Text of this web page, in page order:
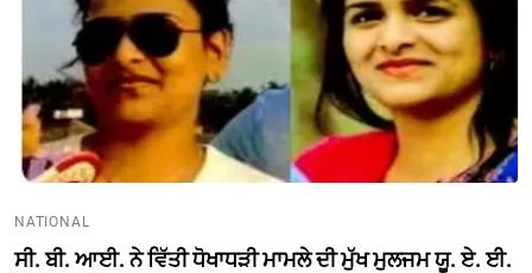
NATIONAL
ਸੀ. ਬੀ. ਆਈ. ਨੇ ਵਿੱਤੀ ਧੋਖਾਧੜੀ ਮਾਮਲੇ ਦੀ ਮੁੱਖ ਮੁਲਜਮ ਯੂ. ਏ. ਈ.